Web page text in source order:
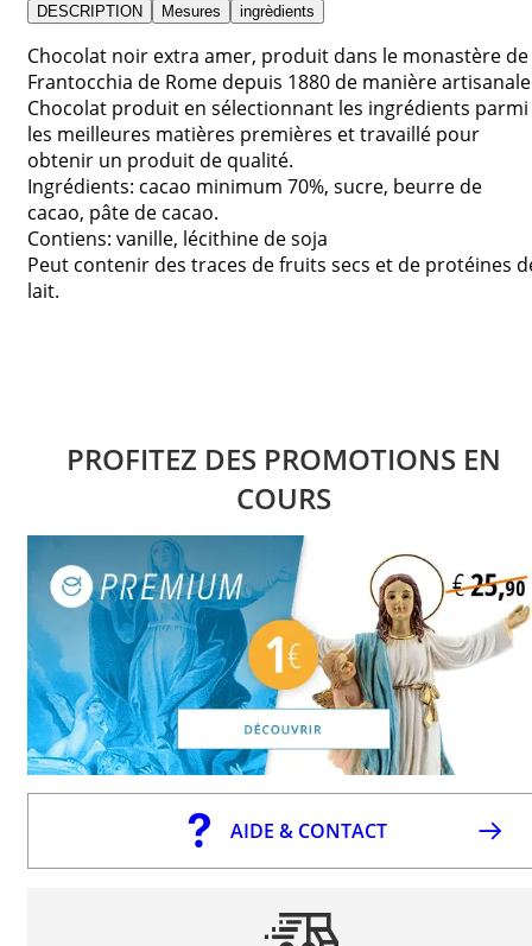
DESCRIPTION Mesures ingrèdients
Chocolat noir extra amer, produit dans le monastère de
Frantocchia de Rome depuis 1880 de manière
Chocolat produit en sélectionnant les ingrédients parmi
les meilleures matières premières et travaillé pour
obtenir un produit de qualité.
Ingrédients: cacao minimum 70%, sucre, beurre de
cacao, pâte de cacao.
Contiens: vanille, lécithine de soja
Peut contenir des traces de fruits secs et de protéines
lait.
PROFITEZ DES PROMOTIONS EN
COURS
AIDE & CONTACT